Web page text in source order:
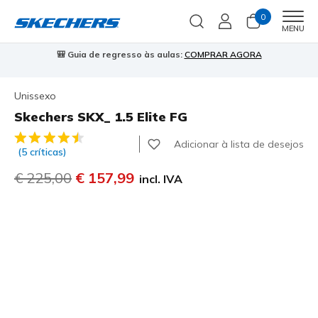
0
MENU
Skechers VIP: 45 dias de devolução para membrosInscreve-te
Unissexo
Skechers SKX_ 1.5 Elite FG
3$1 de 5 – Classificação do cliente
(5 críticas)
Adicionar à lista de desejos
Preço com desconto de
€ 225,00 para
€ 157,99 incl. IVA